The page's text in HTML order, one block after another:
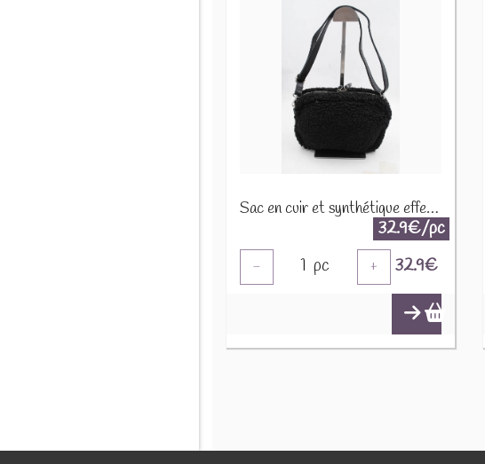
Sac en cuir et synthétique effet mouton CUIR-IT-939 Noir
32.9€/pc
- 1 pc + 32.9€